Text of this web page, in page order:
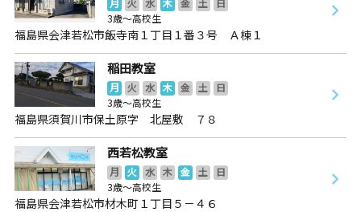
月 火 水 木 金 土
日
3歳～高校生
福島県会津若松市飯寺南１丁目１番３号 Ａ棟１
稲田教室
月 火 水 木 金 土
日
3歳～高校生
福島県須賀川市保土原字 北屋敷 ７８
西若松教室
月 火 水 木 金 土
日
3歳～高校生
福島県会津若松市材木町１丁目５－４６